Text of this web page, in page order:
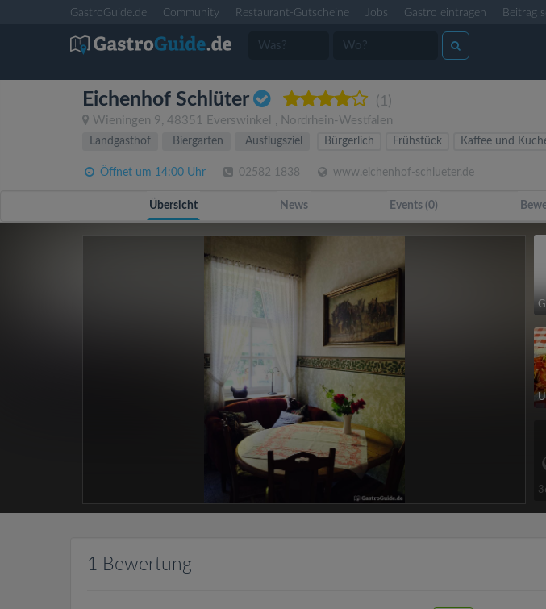
GastroGuide.de Community Restaurant-Gutscheine Jobs Gastro eintragen Beitrag
Eichenhof Schlüter (1)
Wieningen 9, 48351 Everswinkel , Nordrhein-Westfalen
Landgasthof Biergarten Ausflugsziel Bürgerlich Frühstück Kaffee und
Öffnet um 14:00 Uhr 02582 1838 www.eichenhof-schlueter.de
Übersicht News Events (0)
1 Bewertung